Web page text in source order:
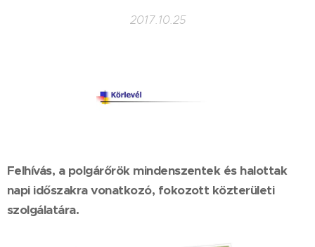
2017.10.25
Felhívás, a polgárőrök mindenszentek és halottak
napi időszakra vonatkozó, fokozott közterületi
szolgálatára.